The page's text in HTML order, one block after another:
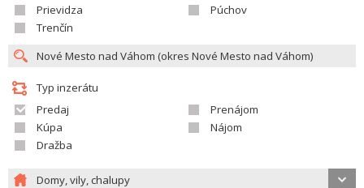
Prievidza
Púchov
Trenčín
Typ inzerátu
Predaj
Prenájom
Kúpa
Nájom
Dražba
Domy, vily, chalupy